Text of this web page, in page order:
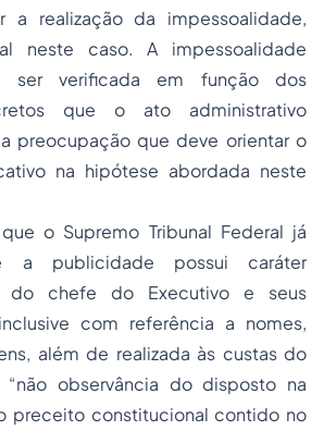
a realização da impessoalidade,
neste caso. A impessoalidade
ser verificada em função dos
que o ato administrativo
preocupação que deve orientar o
na hipótese abordada neste
o Supremo Tribunal Federal já
a publicidade possui caráter
do chefe do Executivo e seus
com referência a nomes,
além de realizada às custas do
observância do disposto na
preceito constitucional contido no